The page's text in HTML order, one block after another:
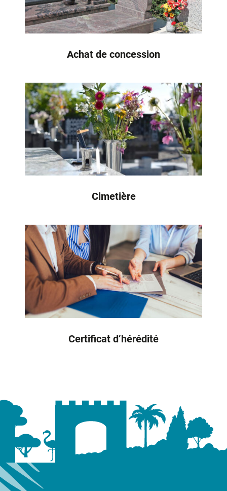
Achat de concession
Cimetière
Certificat d’hérédité